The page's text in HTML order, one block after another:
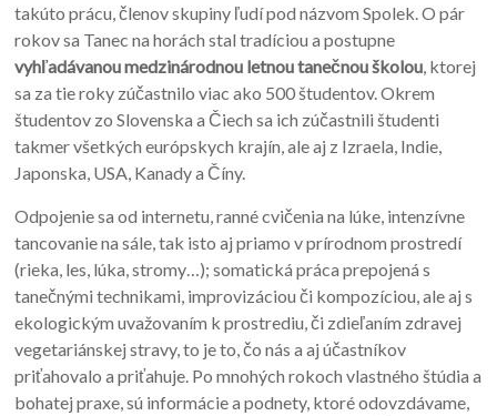
takúto prácu, členov skupiny ľudí pod názvom Spolek. O pár
rokov sa Tanec na horách stal tradíciou a postupne
vyhľadávanou medzinárodnou letnou tanečnouškolou, ktorej
sa za tie roky zúčastnilo viac ako 500 študentov. Okrem
študentov zo Slovenska a Čiech sa ich zúčastnili študenti
takmer všetkých európskych krajín, ale aj z Izraela, Indie,
Japonska, USA, Kanady a Číny.
Odpojenie sa od internetu, ranné cvičenia na lúke, intenzívne
tancovanie na sále, tak isto aj priamo v prírodnom prostredí
(rieka, les, lúka, stromy…); somatická práca prepojená s
tanečnými technikami, improvizáciou či kompozíciou, ale aj s
ekologickým uvažovaním k prostrediu, či zdieľaním zdravej
vegetariánskej stravy, to je to, čo nás a aj účastníkov
priťahovalo a priťahuje. Po mnohých rokoch vlastného štúdia a
bohatej praxe, sú informácie a podnety, ktoré odovzdávame,